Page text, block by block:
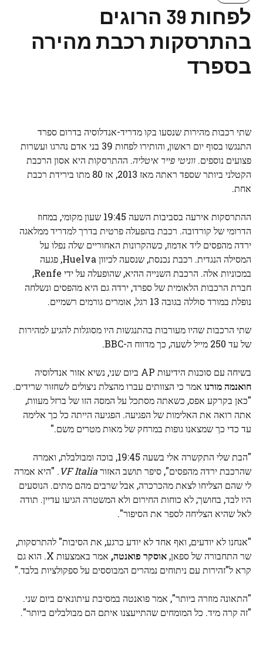
לפחות 39 הרוגים
בהתרסקות רכבת מהירה
בספרד
שתי רכבות מהירות שנסעו בקו מדריד-אנדלוסיה בדרום ספרד
התנגשו בסוף יום ראשון, והותירו לפחות 39 בני אדם נהרגו ועשרות
פצועים נוספים. ווניטי פייר איטליה. ההתרסקות היא אסון הרכבת
הקטלני ביותר שספד ראתה מאז 2013, אז 80 מתו בירידת רכבת
אחת.
ההתרסקות אירעה בסביבות השעה 19:45 שעון מקומי, במחוז
הדרומי של קורדובה. רכבת בהפעלה פרטית בדרך למדריד ממלאגה
ירדה מהפסים ליד אדמוז, כשהקרונות האחוריים שלה נפלו על
המסילה הנגדית. רכבת נכנסת, שנסעה לכיוון Huelva, פגעה
במכוניות אלה. הרכבת השנייה ההיא, שהופעלה על ידי Renfe,
חברת הרכבות הלאומית של ספרד, ירדה גם היא מהפסים ונשלחה
נופלת במורד סוללה בגובה 13 רגל, אומרים גורמים רשמיים.
שתי הרכבות שהיו מעורבות בהתנגשות היו מסוגלות להגיע למהירות
של עד 250 מייל לשעה, כך מדווח ה-BBC.
בשיחה עם סוכנות הידיעות AP ביום שני, נשיא אזור אנדלוסיה
חואנמה מורנו אמר כי הצוותים עברו מהצלת ניצולים לשחזור שרידים.
"כאן בקרקע אפס, כשאתה מסתכל על המסה הזו של ברזל מעוות,
אתה רואה את האלימות של הפגיעה. הפגיעה הייתה כל כך אלימה
עד כדי כך שמצאנו גופות במרחק של מאות מטרים משם."
"הבת שלי התקשרה אלי בשעה 19:45, בוכה ומבולבלת, ואמרה
שהרכבת ירדה מהפסים", סיפר תושב האזורVF Italia. "היא אמרה
לי שהם הצליחו לצאת מהכרכרה, אבל שרבים מהם מתים. הנוסעים
היו לבד, בחושך; לא כוחות החירום ולא המשטרה הגיעו עדיין. תודה
לאל שהיא הצליחה לספר את הסיפור".
"אנחנו לא יודעים, ואף אחד לא יודע כרגע, את הסיבות" להתרסקות,
שר התחבורה של ספאן, אוסקר פואנטה,
אמר באמצעות X. הוא גם
קרא ל"זהירות עם ניתוחים נמהרים המבוססים על ספקולציות בלבד."
"התאונה מוזרה ביותר", אמר פואנטה במסיבת עיתונאים ביום שני.
"זה קרה מיד. כל המומחים שהתייעצנו איתם הם מבולבלים ביותר".